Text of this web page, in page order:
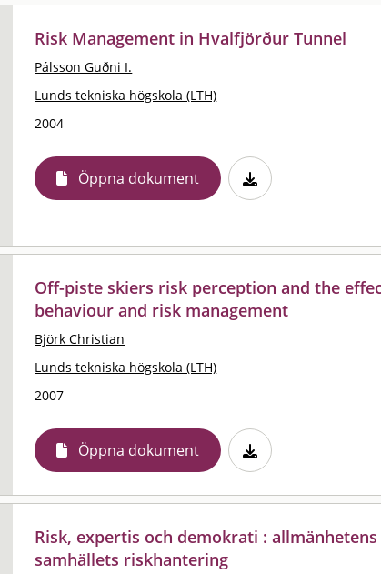
Risk Management in Hvalfjörður Tunnel
Pálsson Guðni I.
Lunds tekniska högskola (LTH)
2004
Öppna dokument
Off-piste skiers risk perception and the
behaviour and risk management
Björk Christian
Lunds tekniska högskola (LTH)
2007
Öppna dokument
Risk, expertis och demokrati :
samhällets riskhantering